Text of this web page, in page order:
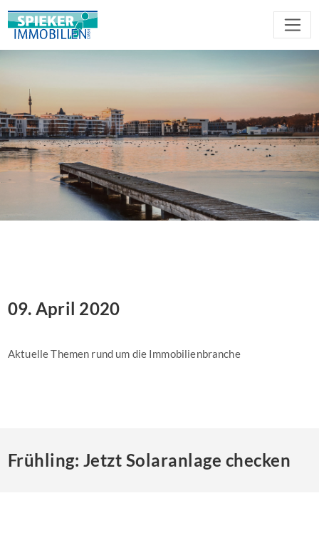
09. April 2020
Aktuelle Themen rund um die Immobilienbranche
Frühling: Jetzt Solaranlage checken